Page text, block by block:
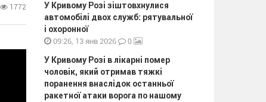
1772
У Кривому Розі зіштовхнулися
автомобілі двох служб: рятувальної
і охоронної
09:26, 13 янв 2026 0
У Кривому Розі в лікарні помер
чоловік, який отримав тяжкі
поранення внаслідок останньої
ракетної атаки ворога по нашому